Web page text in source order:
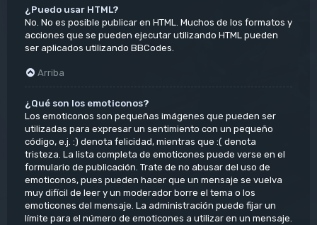
¿Puedo usar HTML?
No. No es posible publicar en HTML. Muchos de los formatos y
acciones que se pueden ejecutar utilizando HTML pueden
ser aplicados utilizando BBCodes.
Arriba
¿Qué son los emoticonos?
Los emoticonos son pequeñas imágenes que pueden ser
utilizadas para expresar un sentimiento con un pequeño
código, e.j. :) denota felicidad, mientras que :( denota
tristeza. La lista completa de emoticones puede verse en el
formulario de publicación. Trate de no abusar del uso de
emoticonos, pues pueden hacer que un mensaje se vuelva
muy difícil de leer y un moderador borre el tema o los
emoticones del mensaje. La administración puede fijar un
límite para el número de emoticones a utilizar en un mensaje.